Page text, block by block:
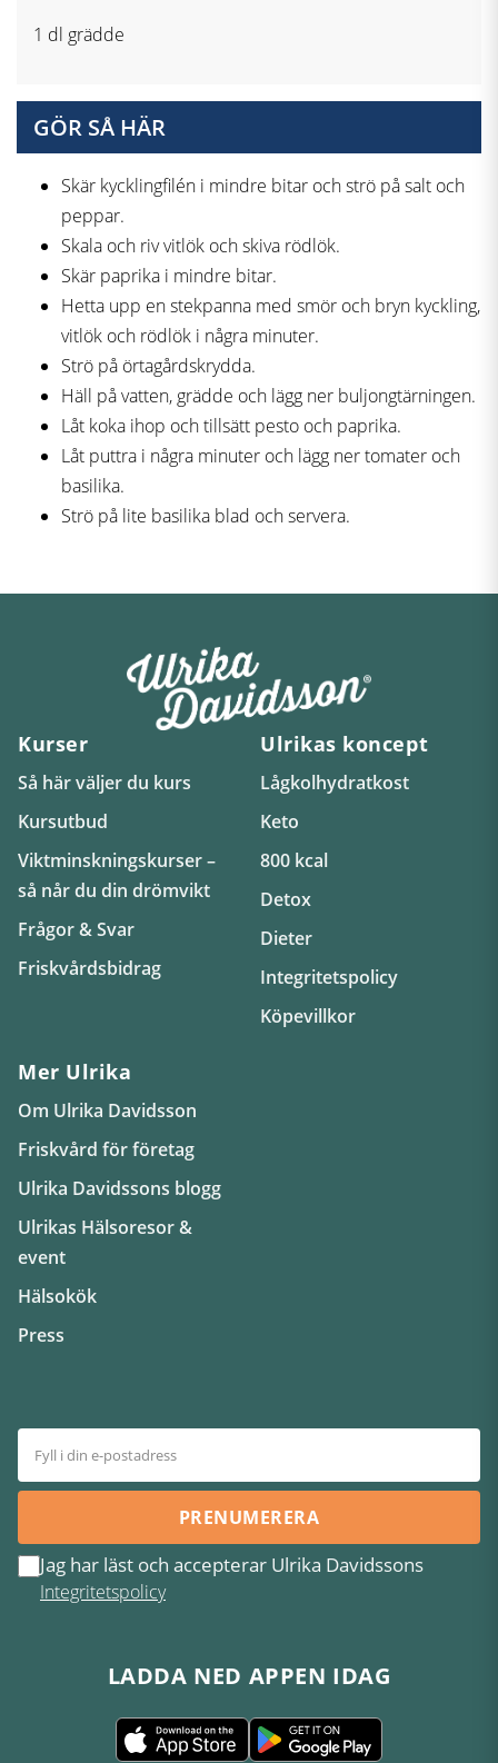
1 dl grädde
GÖR SÅ HÄR
Skär kycklingfilén i mindre bitar och strö på salt och
peppar.
Skala och riv vitlök och skiva rödlök.
Skär paprika i mindre bitar.
Hetta upp en stekpanna med smör och bryn kyckling,
vitlök och rödlök i några minuter.
Strö på örtagårdskrydda.
Häll på vatten, grädde och lägg ner buljongtärningen.
Låt koka ihop och tillsätt pesto och paprika.
Låt puttra i några minuter och lägg ner tomater och
basilika.
Strö på lite basilika blad och servera.
Kurser
Så här väljer du kurs
Kursutbud
Viktminskningskurser –
så når du din drömvikt
Frågor & Svar
Friskvårdsbidrag
Ulrikas koncept
Lågkolhydratkost
Keto
800 kcal
Detox
Dieter
Integritetspolicy
Köpevillkor
Mer Ulrika
Om Ulrika Davidsson
Friskvård för företag
Ulrika Davidssons blogg
Ulrikas Hälsoresor &
event
Hälsokök
Press
PRENUMERERA
Jag har läst och accepterar Ulrika Davidssons
Integritetspolicy
LADDA NED APPEN IDAG